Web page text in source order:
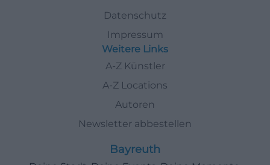
Datenschutz
Impressum
Weitere Links
A-Z Künstler
A-Z Locations
Autoren
Newsletter abbestellen
Bayreuth